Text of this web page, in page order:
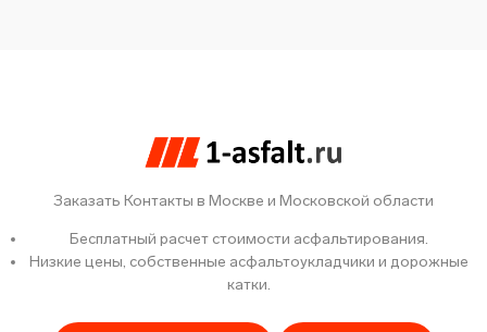
Заказать Контакты в Москве и Московской области
Бесплатный расчет стоимости асфальтирования.
Низкие цены, собственные асфальтоукладчики и дорожные
катки.